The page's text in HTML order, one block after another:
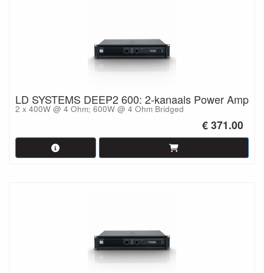
In de beschrijving en de specificaties hebben we van elke
versterker de belangrijkste kenmerken aangegeven. Mocht u
meer informatie of advies nodig hebben, dan kunt u
LD SYSTEMS DEEP2 600: 2-kanaals Power Amp
2 x 400W @ 4 Ohm; 600W @ 4 Ohm Bridged
€ 371.00